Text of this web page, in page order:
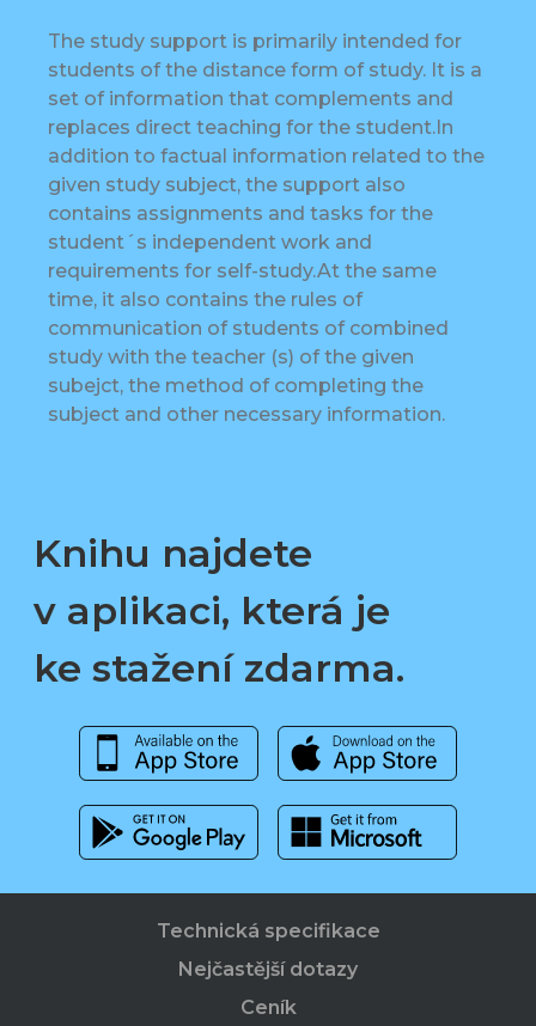
The study support is primarily intended for
students of the distance form of study. It is a
set of information that complements and
replaces direct teaching for the student.In
addition to factual information related to the
given study subject, the support also
contains assignments and tasks for the
student´s independent work and
requirements for self-study.At the same
time, it also contains the rules of
communication of students of combined
study with the teacher (s) of the given
subejct, the method of completing the
subject and other necessary information.
Knihu najdete
v aplikaci, která je
ke stažení zdarma.
Technická specifikace
Nejčastější dotazy
Ceník